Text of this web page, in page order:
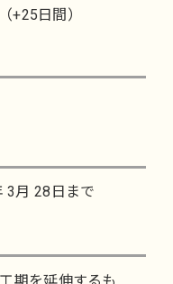
+25日間）
3月 28日まで